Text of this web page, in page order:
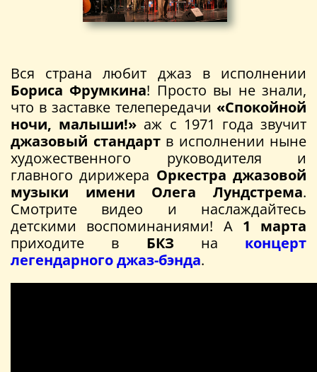
Вся страна любит джаз в исполнении
Бориса Фрумкина! Просто вы не знали,
что в заставке телепередачи «Спокойной
ночи, малыши!» аж с 1971 года звучит
джазовый стандартв исполнении ныне
художественного руководителя и
главного дирижера Оркестра джазовой
музыки имени Олега Лундстрема.
Смотрите видео и наслаждайтесь
детскими воспоминаниями! А 1 марта
приходите в БКЗ на концерт
легендарного джаз-бэнда.